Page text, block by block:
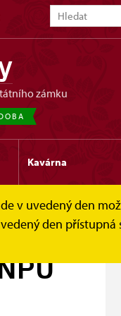
zámku
Kavárna
v uvedený den
den přístupná